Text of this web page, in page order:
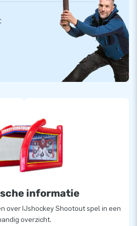
informatie
over IJshockey Shootout spel in een
overzicht.